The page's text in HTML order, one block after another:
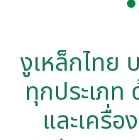
งูเหล็กไทย
ทุกประเภ
และเครื่